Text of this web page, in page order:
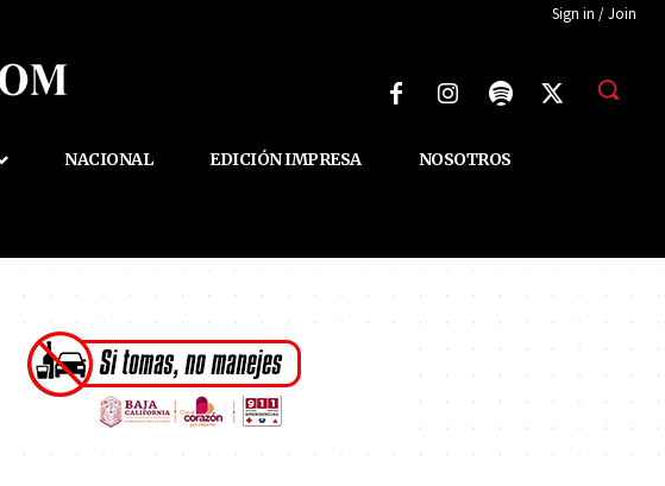
Sign in / Join
NACIONAL EDICIÓN IMPRESA NOSOTROS